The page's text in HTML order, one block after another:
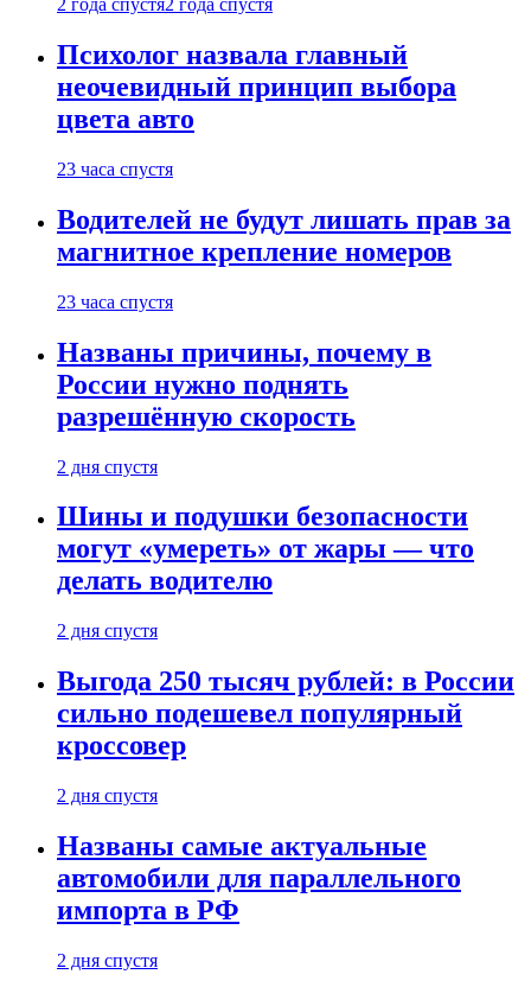
2 года спустя2 года спустя
Психолог назвала главный
неочевидный принцип выбора
цвета авто
23 часа спустя
Водителей не будут лишать прав за
магнитное крепление номеров
23 часа спустя
Названы причины, почему в
России нужно поднять
разрешённую скорость
2 дня спустя
Шины и подушки безопасности
могут «умереть» от жары — что
делать водителю
2 дня спустя
Выгода 250 тысяч рублей: в России
сильно подешевел популярный
кроссовер
2 дня спустя
Названы самые актуальные
автомобили для параллельного
импорта в РФ
2 дня спустя